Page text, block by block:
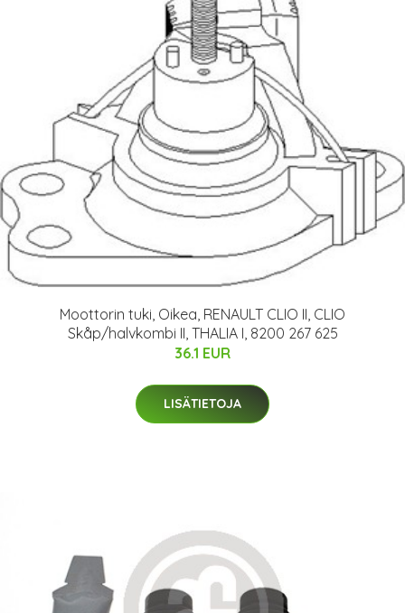
Moottorin tuki, Oikea, RENAULT CLIO II, CLIO
Skåp/halvkombi II, THALIA I, 8200 267 625
36.1 EUR
LISÄTIETOJA